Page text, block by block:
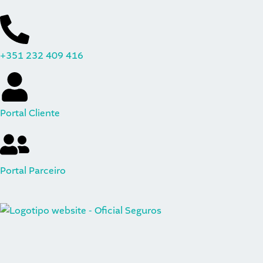
to
content
+351 232 409 416
Portal Cliente
Portal Parceiro